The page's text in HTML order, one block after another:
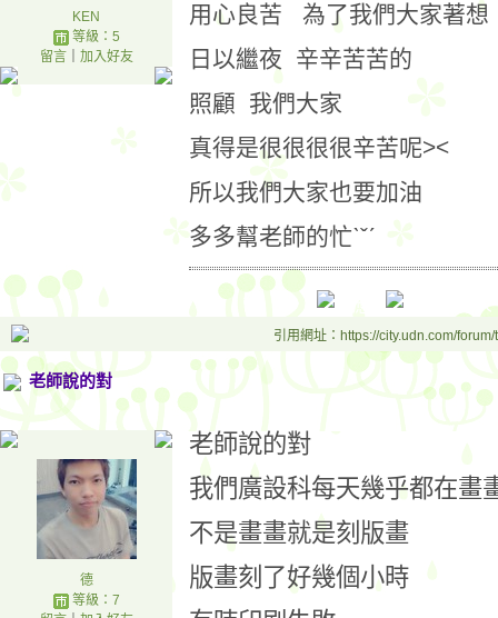
KEN
等級：5
留言｜ 加入好友
用心良苦 為了我們大家著想
日以繼夜 辛辛苦苦的
照顧 我們大家
真得是很很很很辛苦呢><
所以我們大家也要加油
多多幫老師的忙ˋˇˊ
引用網址：https://city.udn.com/
老師說的對
德
等級：7
老師說的對
我們廣設科每天幾乎都在畫
不是畫畫就是刻版畫
版畫刻了好幾個小時